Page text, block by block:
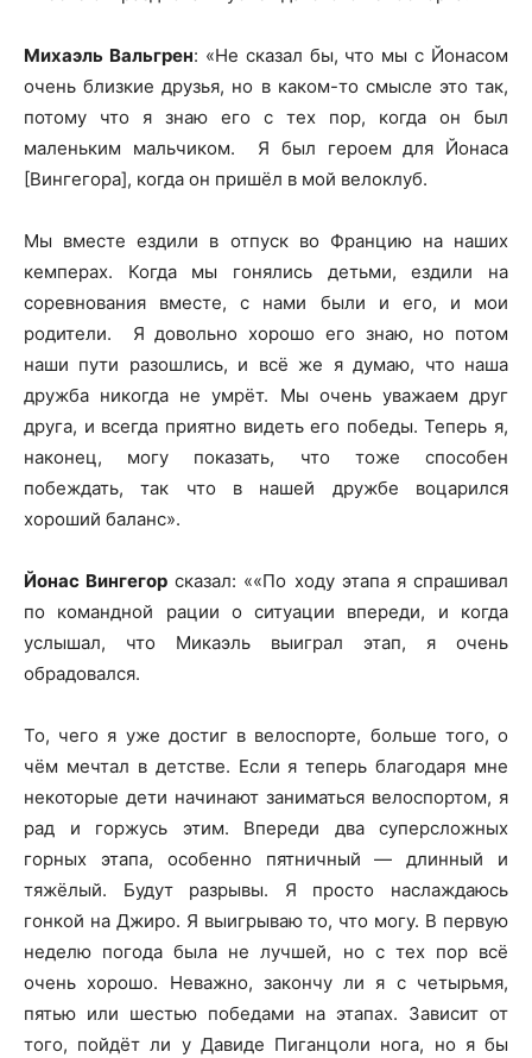
Михаэль Вальгрен: «Не сказал бы, что мы с Йонасом
очень близкие друзья, но в каком-то смысле это так,
потому что я знаю его с тех пор, когда он был
маленьким мальчиком. Я был героем для Йонаса
[Вингегора], когда он пришёл в мой велоклуб.
Мы вместе ездили в отпуск во Францию на наших
кемперах. Когда мы гонялись детьми, ездили на
соревнования вместе, с нами были и его, и мои
родители. Я довольно хорошо его знаю, но потом
наши пути разошлись, и всё же я думаю, что наша
дружба никогда не умрёт. Мы очень уважаем друг
друга, и всегда приятно видеть его победы. Теперь я,
наконец, могу показать, что тоже способен
побеждать, так что в нашей дружбе воцарился
хороший баланс».
Йонас Вингегор сказал: ««По ходу этапа я спрашивал
по командной рации о ситуации впереди, и когда
услышал, что Микаэль выиграл этап, я очень
обрадовался.
То, чего я уже достиг в велоспорте, больше того, о
чём мечтал в детстве. Если я теперь благодаря мне
некоторые дети начинают заниматься велоспортом, я
рад и горжусь этим. Впереди два суперсложных
горных этапа, особенно пятничный — длинный и
тяжёлый. Будут разрывы. Я просто наслаждаюсь
гонкой на Джиро. Я выигрываю то, что могу. В первую
неделю погода была не лучшей, но с тех пор всё
очень хорошо. Неважно, закончу ли я с четырьмя,
пятью или шестью победами на этапах. Зависит от
того, пойдёт ли у Давиде Пиганцоли нога, но я бы